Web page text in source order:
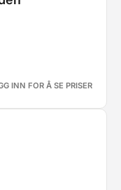
INN FOR Å SE PRISER